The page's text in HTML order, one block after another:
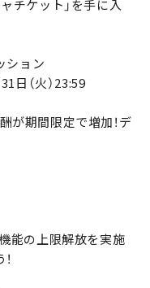
チケット」を手に入
ション
日（火）23:59
が期間限定で増加！デ
能の上限解放を実施